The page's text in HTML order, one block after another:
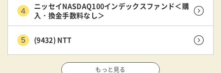
ニッセイNASDAQ100インデックスファンド＜購
入・換金手数料なし＞
(9432) NTT
もっと見る